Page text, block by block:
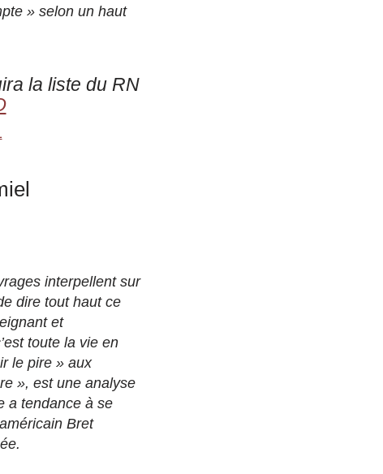
» selon un haut
la liste du RN
interpellent sur
dire tout haut ce
et
toute la vie en
le pire » aux
», est une analyse
a tendance à se
Bret